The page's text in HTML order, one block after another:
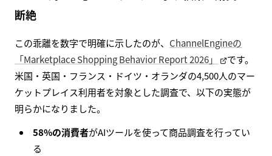
断絶
この乖離を数字で明確に示したのが、 ChannelEngineの
「Marketplace Shopping Behavior Report 2026」
です。
米国・英国・フランス・ドイツ・オランダの4,500人のマー
ケットプレイス利用者を対象とした調査で、以下の実態が
明らかになりました。
58%の消費者がAIツールを使って商品調査を行ってい
る